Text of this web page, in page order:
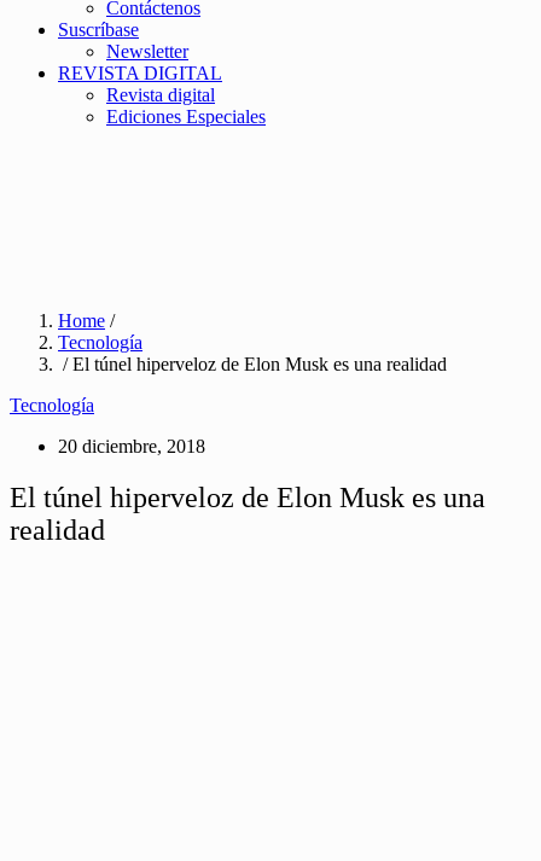
Contáctenos
Suscríbase
Newsletter
REVISTA DIGITAL
Revista digital
Ediciones Especiales
Home /
Tecnología
/ El túnel hiperveloz de Elon Musk es una realidad
Tecnología
20 diciembre, 2018
El túnel hiperveloz de Elon Musk es una
realidad